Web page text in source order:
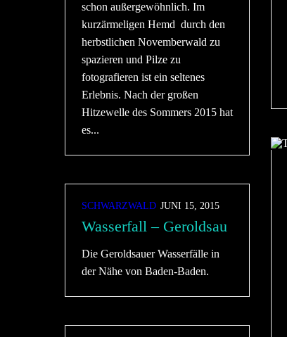
schon außergewöhnlich. Im
kurzärmeligen Hemd durch den
herbstlichen Novemberwald zu
spazieren und Pilze zu
fotografieren ist ein seltenes
Erlebnis. Nach der großen
Hitzewelle des Sommers 2015 hat
es...
SCHWARZWALD JUNI 15, 2015
Wasserfall – Geroldsau
Die Geroldsauer Wasserfälle in
der Nähe von Baden-Baden.